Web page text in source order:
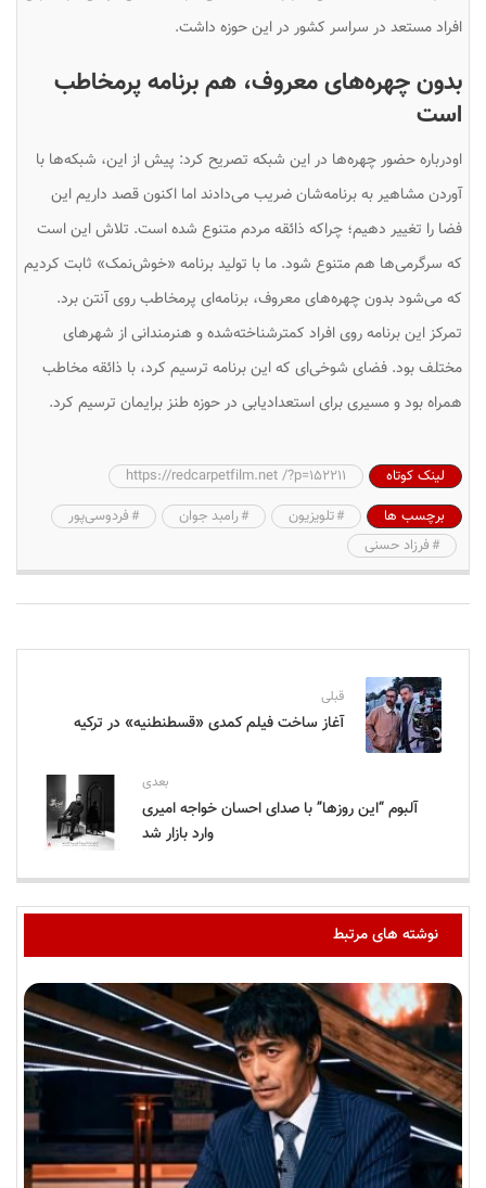
افراد مستعد در سراسر کشور در این حوزه داشت.
بدون چهره‌های معروف، هم برنامه پرمخاطب
است
اودرباره حضور چهره‌ها در این شبکه تصریح کرد: پیش‌ از این، شبکه‌ها با
آوردن مشاهیر به برنامه‌شان ضریب می‌دادند اما اکنون قصد داریم این
فضا را تغییر دهیم؛ چراکه ذائقه مردم متنوع شده است. تلاش این است
که سرگرمی‌ها هم متنوع شود. ما با تولید برنامه «خوش‌نمک» ثابت کردیم
که می‌شود بدون چهره‌های معروف، برنامه‌ای پرمخاطب روی آنتن برد.
تمرکز این برنامه روی افراد کمترشناخته‌شده و هنرمندانی از شهرهای
مختلف بود. فضای شوخی‌ای که این برنامه ترسیم کرد، با ذائقه مخاطب
همراه بود و مسیری برای استعدادیابی در حوزه طنز برایمان ترسیم کرد.
لینک کوتاه
https://redcarpetfilm.net /?p=152211
برچسب ها
تلویزیون رامبد جوان
فردوسی‌پور
فرزاد حسنی
قبلی
آغاز ساخت فیلم کمدی «قسطنطنیه» در ترکیه
بعدی
آلبوم “این روزها” با صدای احسان خواجه امیری
وارد بازار شد
نوشته های مرتبط